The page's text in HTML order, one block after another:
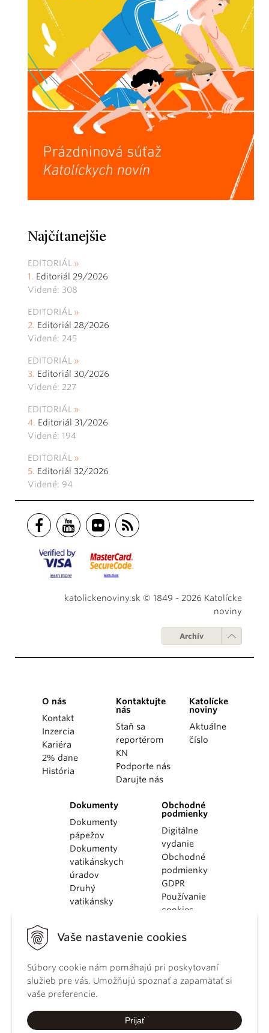
Vaše nastavenie cookies
Súbory cookie nám pomáhajú pri poskytovaní
služieb pre vás. Umožňujú spoznať a zapamätať si
vaše preferencie.
Prijať
Najčítanejšie
EDITORIÁL
Editoriál 29/2026
Videné: 308
EDITORIÁL
Editoriál 28/2026
Videné: 245
EDITORIÁL
Editoriál 30/2026
Videné: 227
EDITORIÁL
Editoriál 31/2026
Videné: 194
EDITORIÁL
Editoriál 32/2026
Videné: 94
katolickenoviny.sk © 1849 - 2026 Katolícke
noviny
Archív
O nás
Kontakt
Inzercia
Kariéra
2% dane
História
Kontaktujte
nás
Staň sa
reportérom
KN
Podporte nás
Darujte nás
Katolícke
noviny
Aktuálne
číslo
Dokumenty
Dokumenty
pápežov
Dokumenty
vatikánskych
úradov
Druhý
vatikánsky
KBS
kánonického
práva
Katechizmus
Obchodné
podmienky
Digitálne
vydanie
Obchodné
podmienky
GDPR
Používanie
cookies